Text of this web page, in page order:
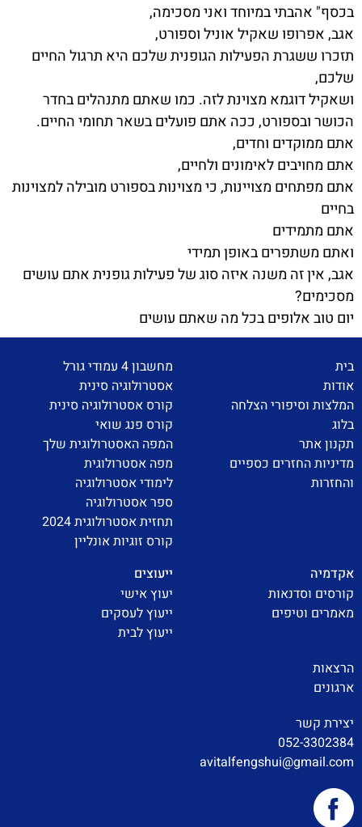
בכסף" אהבתי במיוחד ואני מסכימה,
אגב, אפרופו שאקיל אוניל וספורט,
תזכרו ששגרת הפעילות הגופנית שלכם היא תרגול החיים
שלכם,
ושאקיל דוגמא מצוינת לזה. כמו שאתם מתנהלים בחדר
הכושר ובספורט, ככה אתם פועלים בשאר תחומי החיים.
אתם ממוקדים וחדים,
אתם מחויבים לאימונים ולחיים,
אתם מפתחים מצויינות, כי מצוינות בספורט מובילה למצוינות
בחיים
אתם מתמידים
ואתם משתפרים באופן תמידי
אגב, אין זה משנה איזה סוג של פעילות גופנית אתם עושים
מסכימים?
יום טוב אלופים בכל מה שאתם עושים
בית
אודות
המלצות וסיפורי הצלחה
בלוג
תקנון אתר
מדיניות החזרים כספיים
והחזרות
מחשבון 4 עמודי גורל
אסטרולוגיה סינית
קורס אסטרולוגיה סינית
קורס פנג שואי
המפה האסטרולוגית שלך
מפה אסטרולוגית
לימודי אסטרולוגיה
ספר אסטרולוגיה
תחזית אסטרולוגית 2024
קורס זוגיות אונליין
אקדמיה
קורסים וסדנאות
מאמרים וטיפים
ייעוצים
יעוץ אישי
ייעוץ לעסקים
ייעוץ לבית
הרצאות
ארגונים
יצירת קשר
052-3302384
avitalfengshui@gmail.com